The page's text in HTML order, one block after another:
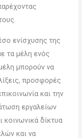
ενίσχυσης της
τα μέλη ενός
μπορούν να
προσφορές
και την
εργαλείων
δίκτυα
και να